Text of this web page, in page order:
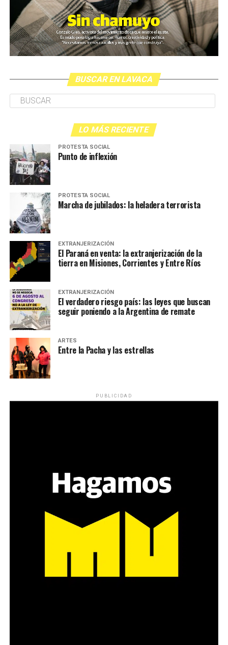
BUSCAR EN LAVACA
LO MÁS RECIENTE
PROTESTA SOCIAL
Punto de inflexión
PROTESTA SOCIAL
Marcha de jubilados: la heladera terrorista
EXTRANJERIZACIÓN
El Paraná en venta: la extranjerización de la
tierra en Misiones, Corrientes y Entre Ríos
EXTRANJERIZACIÓN
El verdadero riesgo país: las leyes que buscan
seguir poniendo a la Argentina de remate
ARTES
Entre la Pacha y las estrellas
PUBLICIDAD